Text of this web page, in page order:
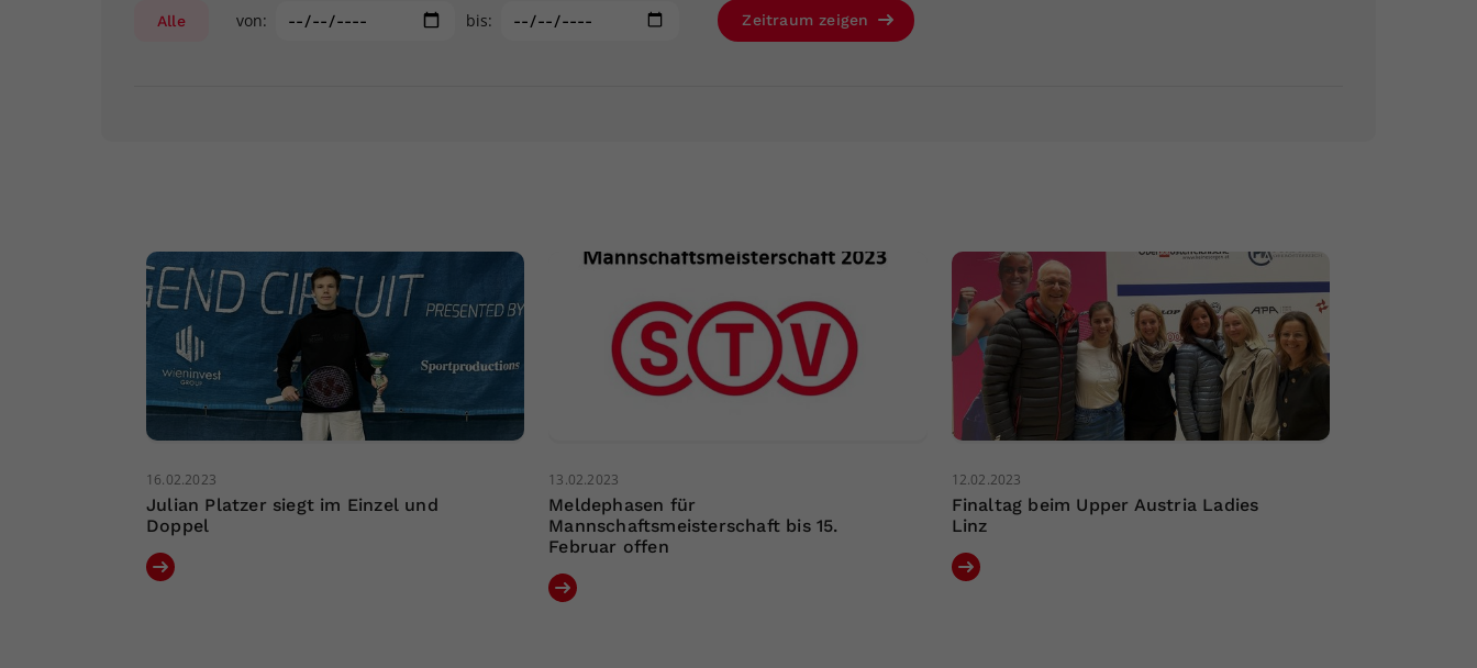
Alle von: bis: Zeitraum zeigen
16.02.2023
Julian Platzer siegt im Einzel und
Doppel
13.02.2023
Meldephasen für
Mannschaftsmeisterschaft bis 15.
Februar offen
12.02.2023
Finaltag beim Upper Austria Ladies
Linz
Ihrer vorgenommen Einstellungen, falls der